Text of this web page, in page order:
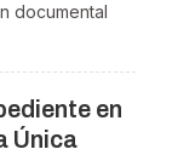
documental
en
Única